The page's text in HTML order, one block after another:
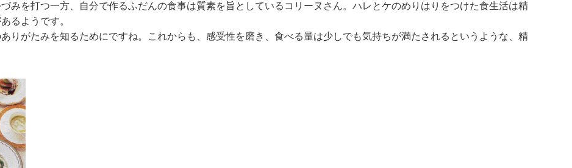
みを打つ一方、自分で作るふだんの食事は質素を旨としているコリーヌさん。ハレとケのめりはりをつけた食生活は精
るようです。
りがたみを知るためにですね。これからも、感受性を磨き、食べる量は少しでも気持ちが満たされるというような、精